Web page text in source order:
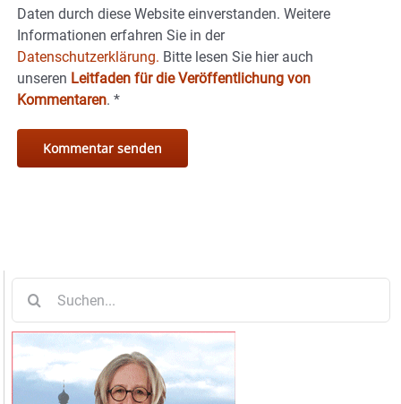
Daten durch diese Website einverstanden. Weitere
Informationen erfahren Sie in der
Datenschutzerklärung. Bitte lesen Sie hier auch
unseren Leitfaden für die Veröffentlichung von
Kommentaren. *
nach: